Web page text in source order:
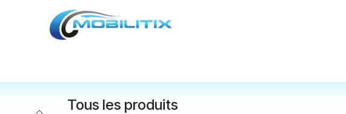
Tous les produits